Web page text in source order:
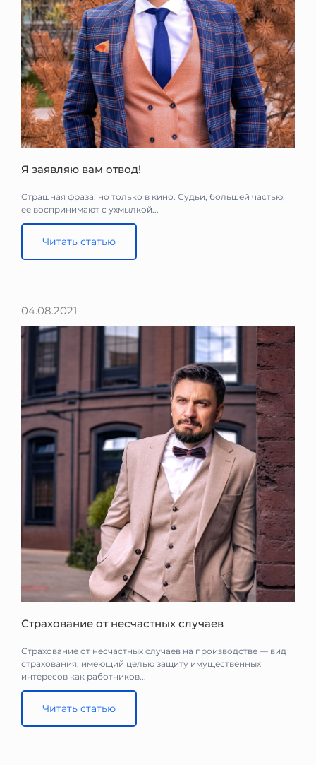
Я заявляю вам отвод!
Страшная фраза, но только в кино. Судьи, большей частью,
ее воспринимают с ухмылкой...
Читать статью
04.08.2021
Страхование от несчастных случаев
Страхование от несчастных случаев на производстве — вид
страхования, имеющий целью защиту имущественных
интересов как работников...
Читать статью